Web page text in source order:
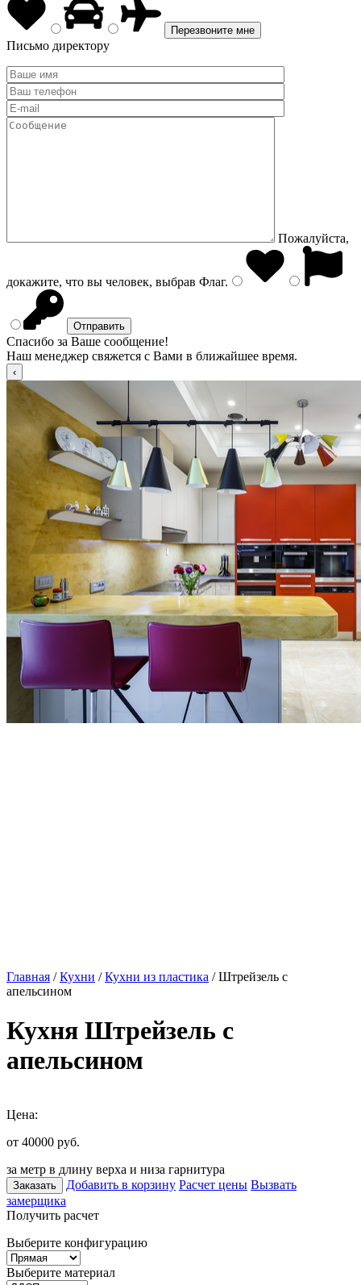
Письмо директору
Пожалуйста,
докажите, что вы человек, выбрав Флаг.
Спасибо за Ваше сообщение!
Наш менеджер свяжется с Вами в ближайшее время.
Главная /Кухни /Кухни из пластика / Штрейзель с
апельсином
Кухня Штрейзель с
апельсином
Цена:
от 40000 руб.
за метр в длину верха и низа гарнитура
Заказать Добавить в корзину Расчет цены Вызвать
замерщика
Получить расчет
Выберите конфигурацию
Выберите материал